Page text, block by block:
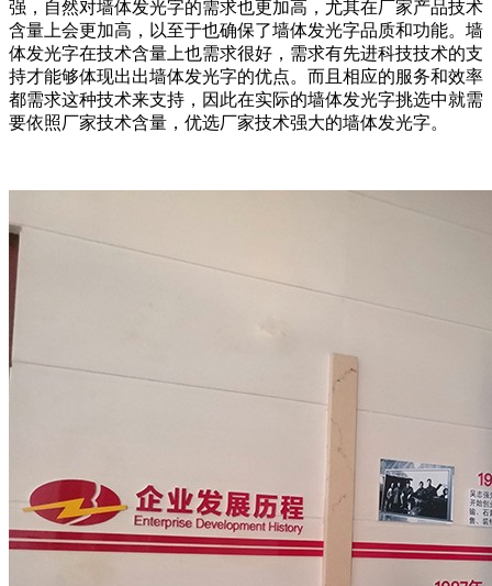
强，自然对墙体发光字的需求也更加高，尤其在厂家产品技术
含量上会更加高，以至于也确保了墙体发光字品质和功能。墙
体发光字在技术含量上也需求很好，需求有先进科技技术的支
持才能够体现出出墙体发光字的优点。而且相应的服务和效率
都需求这种技术来支持，因此在实际的墙体发光字挑选中就需
要依照厂家技术含量，优选厂家技术强大的墙体发光字。